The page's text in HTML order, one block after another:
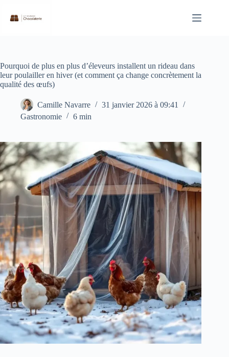
contenu
Pourquoi de plus en plus d’éleveurs installent un rideau dans
leur poulailler en hiver (et comment ça change concrètement la
qualité des œufs)
Camille Navarre
31 janvier 2026 à 09:41
Gastronomie
6 min